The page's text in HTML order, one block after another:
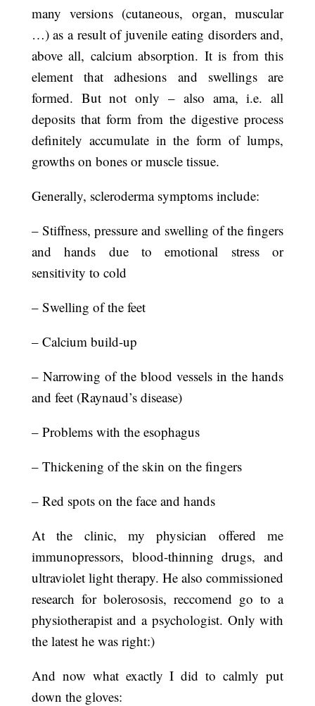
many versions (cutaneous, organ, muscular
…) as a result of juvenile eating disorders and,
above all, calcium absorption. It is from this
element that adhesions and swellings are
formed. But not only – also ama, i.e. all
deposits that form from the digestive process
definitely accumulate in the form of lumps,
growths on bones or muscle tissue.
Generally, scleroderma symptoms include:
– Stiffness, pressure and swelling of the fingers
and hands due to emotional stress or
sensitivity to cold
– Swelling of the feet
– Calcium build-up
– Narrowing of the blood vessels in the hands
and feet (Raynaud’s disease)
– Problems with the esophagus
– Thickening of the skin on the fingers
– Red spots on the face and hands
At the clinic, my physician offered me
immunopressors, blood-thinning drugs, and
ultraviolet light therapy. He also commissioned
research for bolerososis, reccomend go to a
physiotherapist and a psychologist. Only with
the latest he was right:)
And now what exactly I did to calmly put
down the gloves: